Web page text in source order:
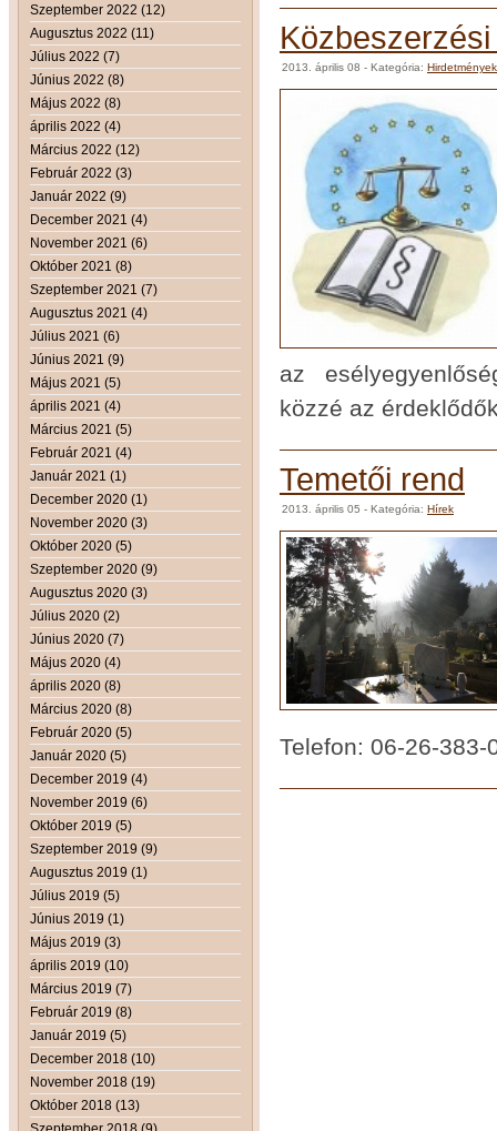
Szeptember 2022 (12)
Augusztus 2022 (11)
Július 2022 (7)
Június 2022 (8)
Május 2022 (8)
április 2022 (4)
Március 2022 (12)
Február 2022 (3)
Január 2022 (9)
December 2021 (4)
November 2021 (6)
Október 2021 (8)
Szeptember 2021 (7)
Augusztus 2021 (4)
Július 2021 (6)
Június 2021 (9)
Május 2021 (5)
április 2021 (4)
Március 2021 (5)
Február 2021 (4)
Január 2021 (1)
December 2020 (1)
November 2020 (3)
Október 2020 (5)
Szeptember 2020 (9)
Augusztus 2020 (3)
Július 2020 (2)
Június 2020 (7)
Május 2020 (4)
április 2020 (8)
Március 2020 (8)
Február 2020 (5)
Január 2020 (5)
December 2019 (4)
November 2019 (6)
Október 2019 (5)
Szeptember 2019 (9)
Augusztus 2019 (1)
Július 2019 (5)
Június 2019 (1)
Május 2019 (3)
április 2019 (10)
Március 2019 (7)
Február 2019 (8)
Január 2019 (5)
December 2018 (10)
November 2018 (19)
Október 2018 (13)
2013. április 08 - Kategória: Hirdetmények
az
közzé az
Temetői rend
2013. április 05 - Kategória: Hírek
Telefon: 06-26-383-